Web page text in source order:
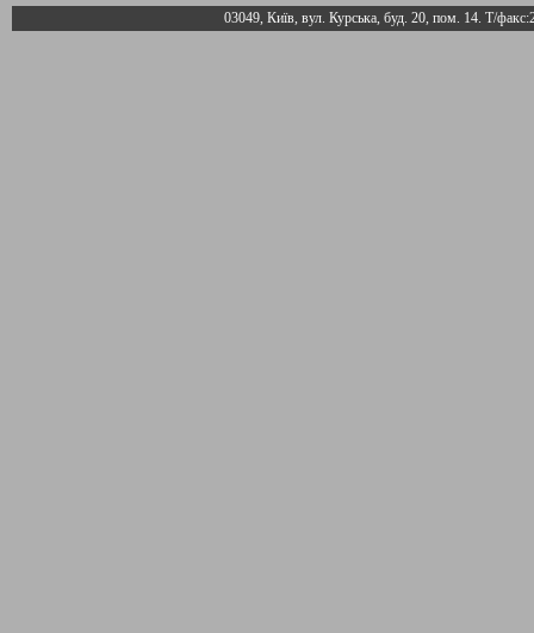
03049, Київ, вул. Курська, буд. 20, пом. 14. Т/